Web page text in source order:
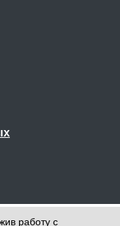
работу с